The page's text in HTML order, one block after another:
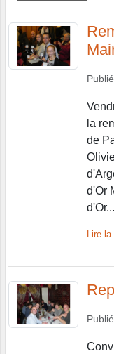
la
de
d'Or
d'Or...
Lire